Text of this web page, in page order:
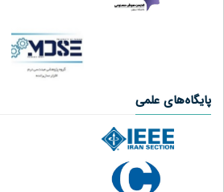
پایگاه‌های علمی